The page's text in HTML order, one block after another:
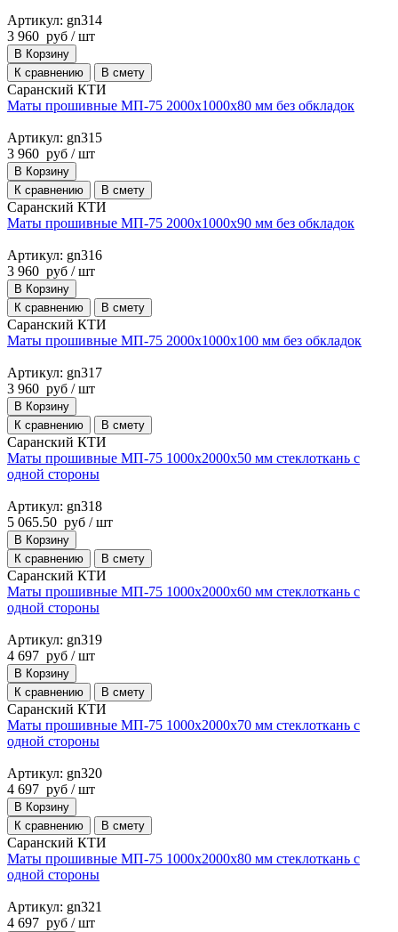
Артикул: gn314
3 960 руб / шт
В Корзину
К сравнению
В смету
Саранский КТИ
Маты прошивные МП-75 2000х1000х80 мм без обкладок
Артикул: gn315
3 960 руб / шт
В Корзину
К сравнению
В смету
Саранский КТИ
Маты прошивные МП-75 2000х1000х90 мм без обкладок
Артикул: gn316
3 960 руб / шт
В Корзину
К сравнению
В смету
Саранский КТИ
Маты прошивные МП-75 2000х1000х100 мм без обкладок
Артикул: gn317
3 960 руб / шт
В Корзину
К сравнению
В смету
Саранский КТИ
Маты прошивные МП-75 1000х2000х50 мм стеклоткань с
одной стороны
Артикул: gn318
5 065.50 руб / шт
В Корзину
К сравнению
В смету
Саранский КТИ
Маты прошивные МП-75 1000х2000х60 мм стеклоткань с
одной стороны
Артикул: gn319
4 697 руб / шт
В Корзину
К сравнению
В смету
Саранский КТИ
Маты прошивные МП-75 1000х2000х70 мм стеклоткань с
одной стороны
Артикул: gn320
4 697 руб / шт
В Корзину
К сравнению
В смету
Саранский КТИ
Маты прошивные МП-75 1000х2000х80 мм стеклоткань с
одной стороны
Артикул: gn321
4 697 руб / шт